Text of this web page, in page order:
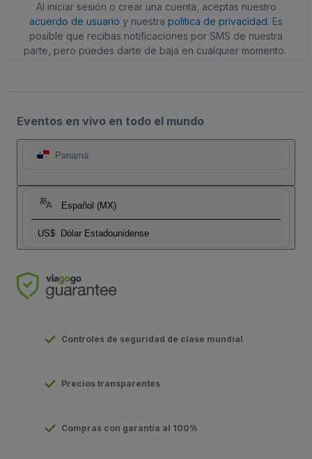
Al iniciar sesión o crear una cuenta, aceptas nuestro
acuerdo de usuario y nuestra política de privacidad. Es
posible que recibas notificaciones por SMS de nuestra
parte, pero puedes darte de baja en cualquier momento.
Eventos en vivo en todo el mundo
Panamá
Español (MX)
US$ Dólar Estadounidense
Controles de seguridad de clase mundial
Precios transparentes
Compras con garantía al 100%